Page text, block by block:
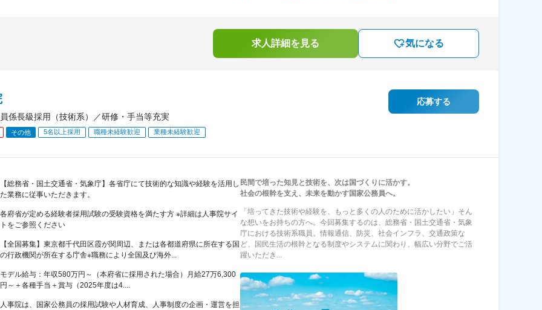
求人詳細を見る 気になる
係長級採用（技術系）／研修・手当等充実
その他 5名以上採用 職種未経験歓迎 業種未経験歓迎
応募する
【総務省・国土交通省・気象庁】各省庁にて技術的な知識や経験を活用し
た業務に従事いただきます。
各府省が定める経験者採用試験の受験資格を満たす方 ※詳細は人事院サイ
トをご参照ください
【全国募集】東京都千代田区霞が関周辺、または各都道府県に所在する国
の行政機関が所在する庁舎※職務により全国及び海外...
モデル給与：年収580万円～（本府省に採用された場合）月給27万6,300
円～＋各種手当＋賞与（2025年度は4....
人事院は、国家公務員の採用試験や人材育成、人事制度の企画・運営を担
民間で培った知見と技術を、次は国づくりに活かす。
社会の根幹を支え、未来を動かす国家公務員へ。
「培ってきた技術や経験を、もっと多くの人のために活かしたい」そん
な想いをお持ちの方へ。今回募集するのは、総務省・国土交通省・気象
庁における技術系職員。情報通信、防災、社会インフラ、交通政策な
ど、国民生活の根幹となる制度やシステムに関わり、幅広い分野でご活
躍いただき...